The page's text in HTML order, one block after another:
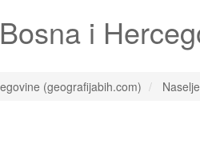
Bosna i
(geografijabih.com)